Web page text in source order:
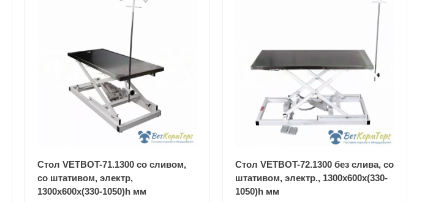
Стол VETBOT-71.1300 со сливом,
со штативом, электр,
1300x600x(330-1050)h мм
Стол VETBOT-72.1300 без слива, со
штативом, электр., 1300x600x(330-
1050)h мм